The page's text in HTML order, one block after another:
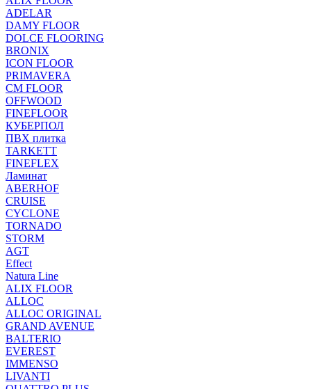
ADELAR
DAMY FLOOR
DOLCE FLOORING
BRONIX
ICON FLOOR
PRIMAVERA
CM FLOOR
OFFWOOD
FINEFLOOR
КУБЕРПОЛ
ПВХ плитка
TARKETT
FINEFLEX
Ламинат
ABERHOF
CRUISE
CYCLONE
TORNADO
STORM
AGT
Effect
Natura Line
ALIX FLOOR
ALLOC
ALLOC ORIGINAL
GRAND AVENUE
BALTERIO
EVEREST
IMMENSO
LIVANTI